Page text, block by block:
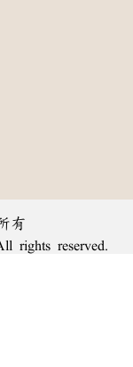
有
rights reserved.